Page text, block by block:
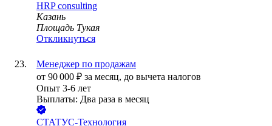
HRP consulting
Казань
Площадь Тукая
Откликнуться
Менеджер по продажам
от 90 000 ₽ за месяц, до вычета налогов
Опыт 3-6 лет
Выплаты: Два раза в месяц
СТАТУС-Технология